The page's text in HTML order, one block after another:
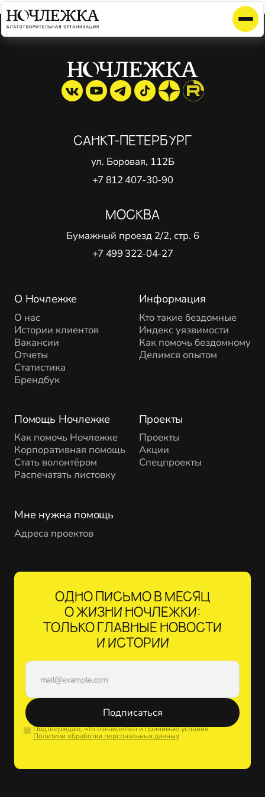
Элемент не найден!
О Ночлежке
О нас
Истории клиентов
Вакансии
Отчеты
Статистика
Брендбук
Помощь Ночлежке
Как помочь Ночлежке
Корпоративная помощь
Стать волонтёром
Распечатать листовку
Проекты
Проекты
Акции
Спецпроекты
Информация
Кто такие бездомные
Индекс уязвимости
Как помочь бездомному
Делимся опытом
Мне нужна помощь
Адреса проектов
САНКТ-ПЕТЕРБУРГ
ул. Боровая, 112Б
+7 812 407-30-90
МОСКВА
Бумажный проезд 2/2, стр. 6
+7 499 322-04-27
ОДНО ПИСЬМО В МЕСЯЦ
О ЖИЗНИ НОЧЛЕЖКИ:
ТОЛЬКО ГЛАВНЫЕ НОВОСТИ
И ИСТОРИИ
Подписаться
Подтверждаю, что ознакомлен и принимаю условия
Политики обработки персональных данных